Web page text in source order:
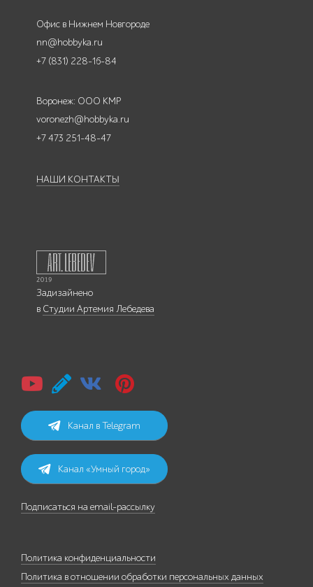
Офис в Нижнем Новгороде
nn@hobbyka.ru
+7 (831) 228-16-84
Воронеж: ООО КМР
voronezh@hobbyka.ru
+7 473 251-48-47
НАШИ КОНТАКТЫ
Задизайнено
в Студии Артемия Лебедева
Канал в Telegram
Канал «Умный город»
Подписаться на email-рассылку
Политика конфиденциальности
Политика в отношении обработки персональных данных